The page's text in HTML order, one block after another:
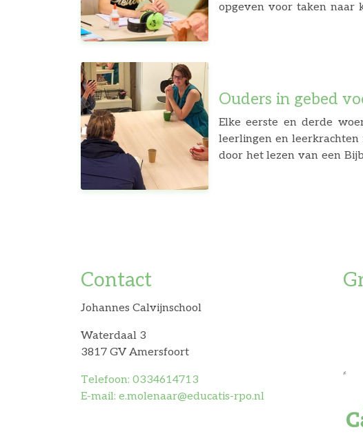
opgeven voor taken naar
Ouders in gebed
Elke eerste en derde
leerlingen en leerkrachten
door het lezen van een
Contact
Johannes Calvijnschool
Waterdaal 3
3817 GV Amersfoort
Telefoon: 0334614713
E-mail: e.molenaar@educatis-rpo.nl